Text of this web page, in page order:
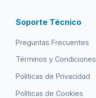
Soporte Técnico
Preguntas Frecuentes
Términos y Condiciones
Políticas de Privacidad
Políticas de Cookies